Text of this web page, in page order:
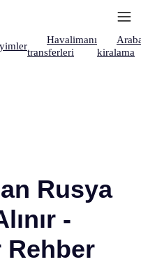
Havalimanı
transferleri
kiralama
Rusya
-
Rehber